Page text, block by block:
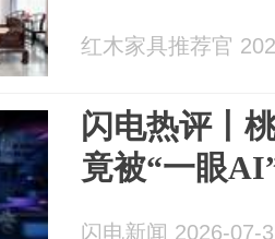
红木家具推荐官
闪电热评丨
竟被“一眼
闪电新闻 2026-07-